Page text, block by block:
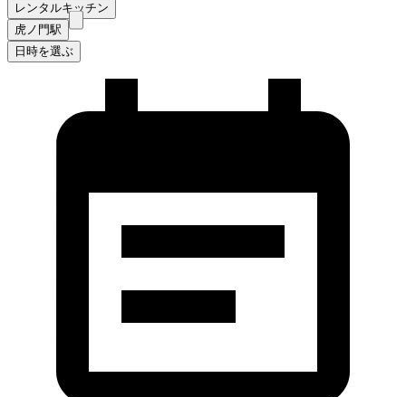
レンタルキッチン
虎ノ門駅
日時を選ぶ